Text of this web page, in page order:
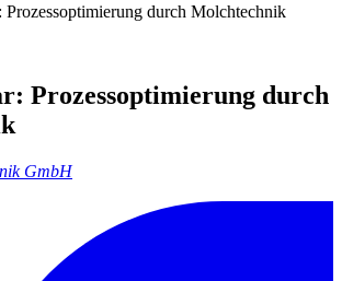
Prozessoptimierung durch Molchtechnik
Prozessoptimierung durch
GmbH